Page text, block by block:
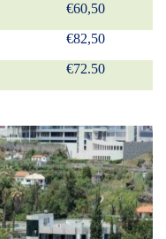
€60,50
€82,50
€72.50